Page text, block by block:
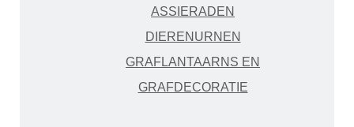
ASSIERADEN
DIERENURNEN
GRAFLANTAARNS EN
GRAFDECORATIE